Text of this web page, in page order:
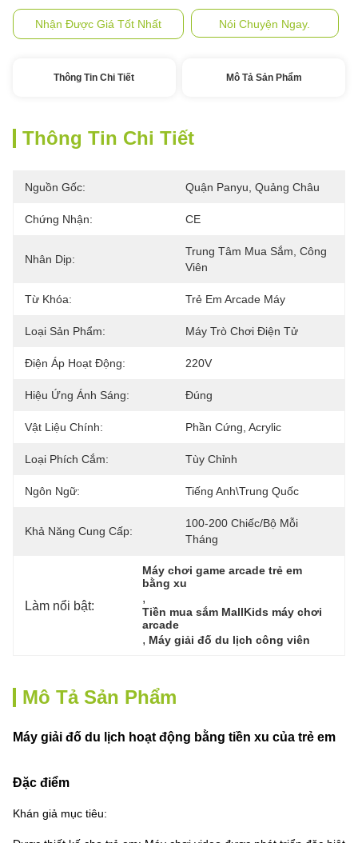
Nhận Được Giá Tốt Nhất Nói Chuyện Ngay.
Thông Tin Chi Tiết Mô Tả Sản Phẩm
Thông Tin Chi Tiết
Nguồn Gốc: Quận Panyu, Quảng Châu
Chứng Nhận: CE
Nhân Dịp:
Trung Tâm Mua Sắm, Công
Viên
Từ Khóa: Trẻ Em Arcade Máy
Loại Sản Phẩm: Máy Trò Chơi Điện Tử
Điện Áp Hoạt Động: 220V
Hiệu Ứng Ánh Sáng: Đúng
Vật Liệu Chính: Phần Cứng, Acrylic
Loại Phích Cắm: Tùy Chỉnh
Ngôn Ngữ: Tiếng Anh\Trung Quốc
Khả Năng Cung Cấp:
100-200 Chiếc/bộ Mỗi
Tháng
Làm nổi bật:
Máy chơi game arcade trẻ em
bằng xu
,
Tiền mua sắm MallKids máy chơi
arcade
, Máy giải đố du lịch công viên
Mô Tả Sản Phẩm
Máy giải đố du lịch hoạt động bằng tiền xu của trẻ em
Đặc điểm
Khán giả mục tiêu: